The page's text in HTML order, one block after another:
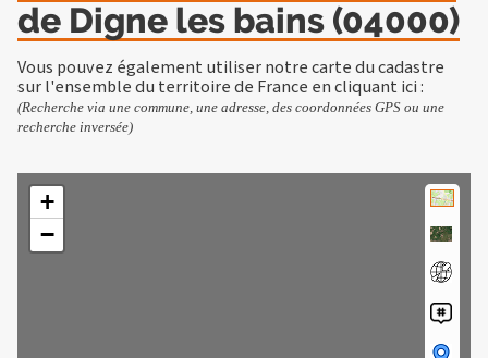
de Digne les bains (04000)
Vous pouvez également utiliser notre carte du cadastre
sur l'ensemble du territoire de France encliquant ici:
(Recherche via une commune, une adresse, des coordonnées GPS ou une
recherche inversée)
+
−